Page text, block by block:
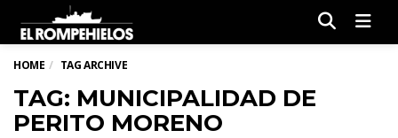
HOME TAG ARCHIVE
TAG: MUNICIPALIDAD DE
PERITO MORENO